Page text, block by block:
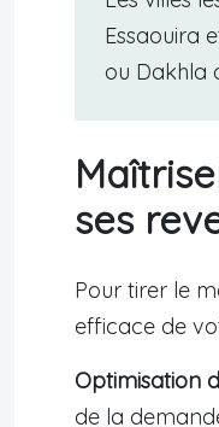
Essaouira
ou Dakhla
ses
Pour tirer le
efficace de
Optimisation
de la